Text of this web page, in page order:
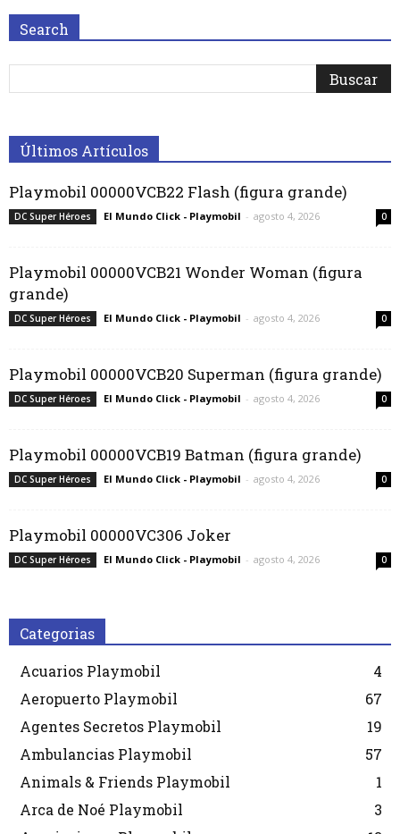
Search
Últimos Artículos
Playmobil 00000VCB22 Flash (figura grande)
DC Super Héroes El Mundo Click - Playmobil - agosto 4, 2026 0
Playmobil 00000VCB21 Wonder Woman (figura
grande)
DC Super Héroes El Mundo Click - Playmobil - agosto 4, 2026 0
Playmobil 00000VCB20 Superman (figura grande)
DC Super Héroes El Mundo Click - Playmobil - agosto 4, 2026 0
Playmobil 00000VCB19 Batman (figura grande)
DC Super Héroes El Mundo Click - Playmobil - agosto 4, 2026 0
Playmobil 00000VC306 Joker
DC Super Héroes El Mundo Click - Playmobil - agosto 4, 2026 0
Categorias
Acuarios Playmobil
4
Aeropuerto Playmobil
67
Agentes Secretos Playmobil
19
Ambulancias Playmobil
57
Animals & Friends Playmobil
1
Arca de Noé Playmobil
3